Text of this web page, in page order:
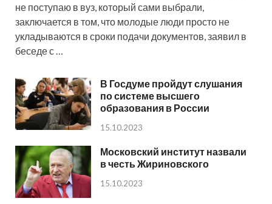
не поступаю в вуз, который сами выбрали,
заключается в том, что молодые люди просто не
укладываются в сроки подачи документов, заявил в
беседе с …
В Госдуме пройдут слушания
по системе высшего
образования в России
15.10.2023
Московский институт назвали
в честь Жириновского
15.10.2023